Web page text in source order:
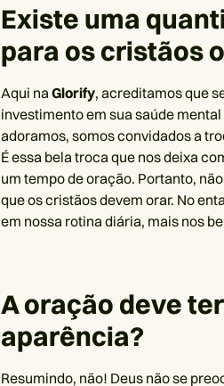
Existe uma
para os cristãos
Aqui naGlorify, acreditamos que
investimento em sua saúde mental
adoramos, somos convidados a
É essa bela troca que nos deixa
um tempo de oração. Portanto,
que os cristãos devem orar. No
em nossa rotina diária, mais nos
A oração deve
aparência?
Resumindo, não! Deus não se